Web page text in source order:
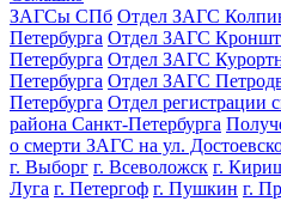
ЗАГСы СПб Отдел ЗАГС
Петербурга Отдел ЗАГС
Петербурга Отдел ЗАГС
Петербурга Отдел ЗАГС
Петербурга Отдел регистрации
района Санкт-Петербурга
о смерти ЗАГС на ул.
г. Выборг г. Всеволожск г.
Луга г. Петергоф г. Пушкин г.